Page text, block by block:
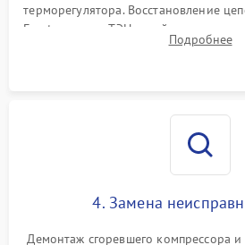
терморегулятора. Восстановление
Frost, включая ТЭН оттайки и
платы управления при
Подробнее
4. Замена
Демонтаж сгоревшего компрессора и